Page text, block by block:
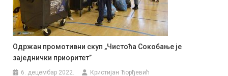
Одржан промотивни скуп „Чистоћа Сокобање је
заједнички приоритет”
6. децембар 2022. Кристијан Ђорђевић